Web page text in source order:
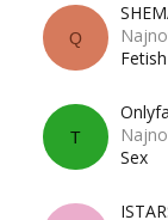
Q
Fetish
T
Sex